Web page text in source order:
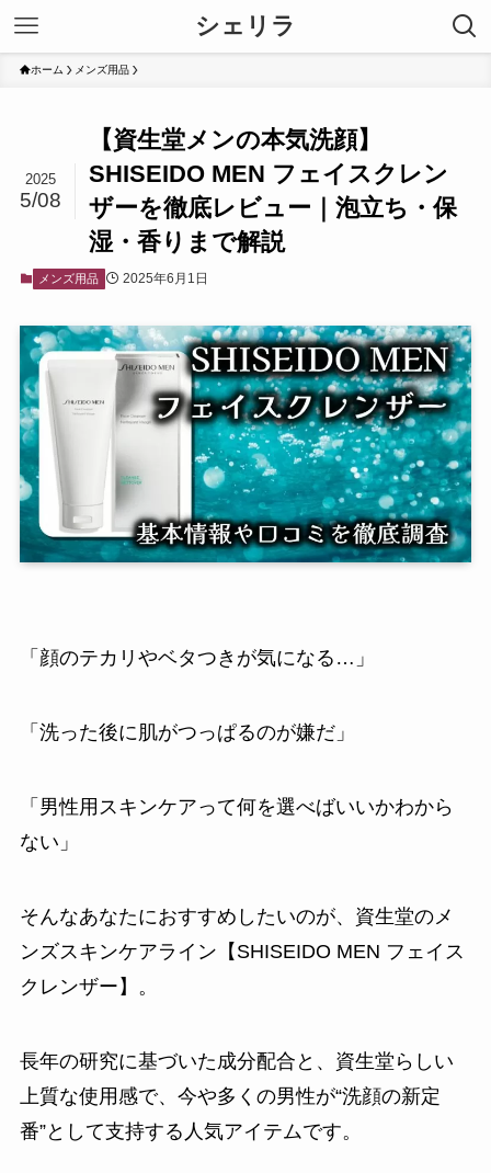
シェリラ
ホーム メンズ用品
【資生堂メンの本気洗顔】
SHISEIDO MEN フェイスクレン
ザーを徹底レビュー｜泡立ち・保
湿・香りまで解説
2025
5/08
メンズ用品 2025年6月1日
「顔のテカリやベタつきが気になる…」
「洗った後に肌がつっぱるのが嫌だ」
「男性用スキンケアって何を選べばいいかわから
ない」
そんなあなたにおすすめしたいのが、資生堂のメ
ンズスキンケアライン【SHISEIDO MEN フェイス
クレンザー】。
長年の研究に基づいた成分配合と、資生堂らしい
上質な使用感で、今や多くの男性が“洗顔の新定
番”として支持する人気アイテムです。